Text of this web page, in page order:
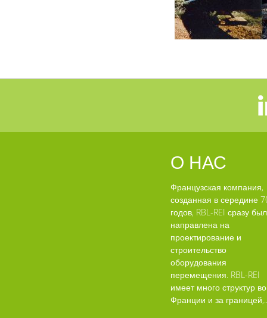
О НАС
Французская компания,
созданная в середине
годов, RBL-REI сразу
направлена на
проектирование и
строительство
оборудования
перемещения. RBL-REI
имеет много структур во
Франции и за